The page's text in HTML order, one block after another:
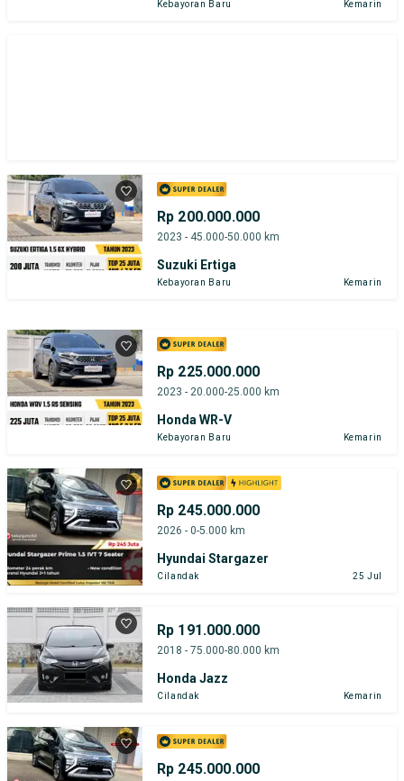
Kebayoran Baru Kemarin
Rp 200.000.000
2023 - 45.000-50.000 km
Suzuki Ertiga
Kebayoran Baru Kemarin
Rp 225.000.000
2023 - 20.000-25.000 km
Honda WR-V
Kebayoran Baru Kemarin
Rp 245.000.000
2026 - 0-5.000 km
Hyundai Stargazer
Cilandak 25 Jul
Rp 191.000.000
2018 - 75.000-80.000 km
Honda Jazz
Cilandak Kemarin
Rp 245.000.000